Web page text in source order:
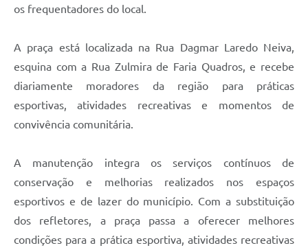
os frequentadores do local.
A praça está localizada na Rua Dagmar Laredo Neiva,
esquina com a Rua Zulmira de Faria Quadros, e recebe
diariamente moradores da região para práticas
esportivas, atividades recreativas e momentos de
convivência comunitária.
A manutenção integra os serviços contínuos de
conservação e melhorias realizados nos espaços
esportivos e de lazer do município. Com a substituição
dos refletores, a praça passa a oferecer melhores
condições para a prática esportiva, atividades recreativas